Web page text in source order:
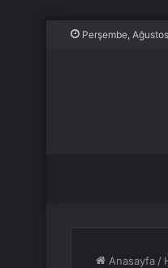
Perşembe,
Anasayfa /